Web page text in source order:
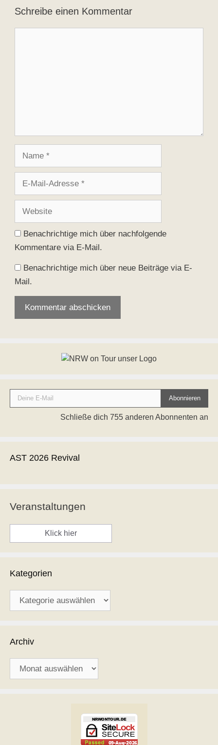
Schreibe einen Kommentar
Adresse
Benachrichtige mich über nachfolgende
Kommentare via E-Mail.
Benachrichtige mich über neue Beiträge via E-
Mail.
Deine E-Mail
Abonnieren
Schließe dich 755 anderen Abonnenten an
AST 2026 Revival
Veranstaltungen
Klick hier
Kategorien
Archiv